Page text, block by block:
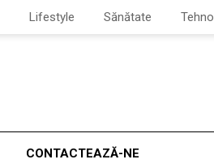
Lifestyle Sănătate
CONTACTEAZĂ-NE